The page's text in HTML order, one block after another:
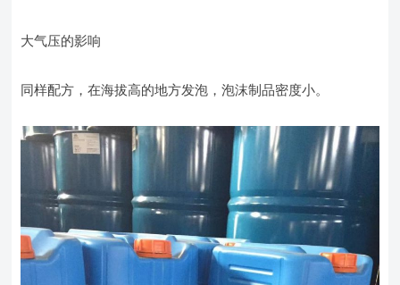
大气压的影响
同样配方，在海拔高的地方发泡，泡沫制品密度小。